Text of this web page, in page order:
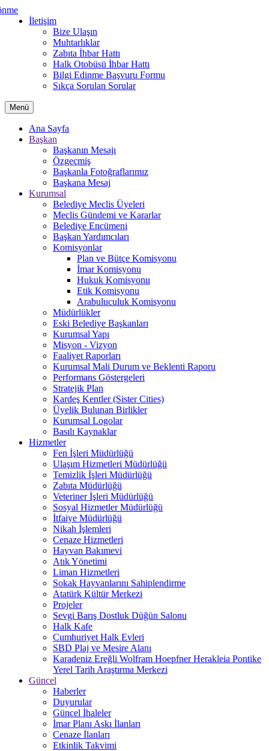
İletişim
Bize Ulaşın
Muhtarlıklar
Zabıta İhbar Hattı
Halk Otobüsü İhbar Hattı
Bilgi Edinme Başvuru Formu
Sıkça Sorulan Sorular
Menü
Ana Sayfa
Başkan
Başkanın Mesajı
Özgeçmiş
Başkanla Fotoğraflarımız
Başkana Mesaj
Kurumsal
Belediye Meclis Üyeleri
Meclis Gündemi ve Kararlar
Belediye Encümeni
Başkan Yardımcıları
Komisyonlar
Plan ve Bütçe Komisyonu
İmar Komisyonu
Hukuk Komisyonu
Etik Komisyonu
Arabuluculuk Komisyonu
Müdürlükler
Eski Belediye Başkanları
Kurumsal Yapı
Misyon - Vizyon
Faaliyet Raporları
Kurumsal Mali Durum ve Beklenti Raporu
Performans Göstergeleri
Stratejik Plan
Kardeş Kentler (Sister Cities)
Üyelik Bulunan Birlikler
Kurumsal Logolar
Basılı Kaynaklar
Hizmetler
Fen İşleri Müdürlüğü
Ulaşım Hizmetleri Müdürlüğü
Temizlik İşleri Müdürlüğü
Zabıta Müdürlüğü
Veteriner İşleri Müdürlüğü
Sosyal Hizmetler Müdürlüğü
İtfaiye Müdürlüğü
Nikah İşlemleri
Cenaze Hizmetleri
Hayvan Bakımevi
Atık Yönetimi
Liman Hizmetleri
Sokak Hayvanlarını Sahiplendirme
Atatürk Kültür Merkezi
Projeler
Sevgi Barış Dostluk Düğün Salonu
Halk Kafe
Cumhuriyet Halk Evleri
SBD Plaj ve Mesire Alanı
Karadeniz Ereğli Wolfram Hoepfner Herakleia Pontike
Yerel Tarih Araştırma Merkezi
Güncel
Haberler
Duyurular
Güncel İhaleler
İmar Planı Askı İlanları
Cenaze İlanları
Etkinlik Takvimi